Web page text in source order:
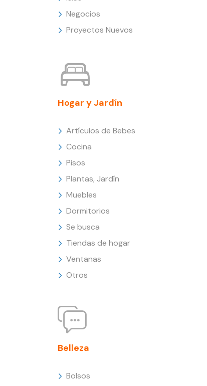
Negocios
Proyectos Nuevos
Hogar y Jardín
Artículos de Bebes
Cocina
Pisos
Plantas, Jardín
Muebles
Dormitorios
Se busca
Tiendas de hogar
Ventanas
Otros
Belleza
Bolsos